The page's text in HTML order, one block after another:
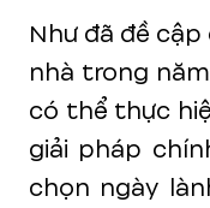
Như đã đề
nhà trong
có thể thực
giải pháp
chọn ngày